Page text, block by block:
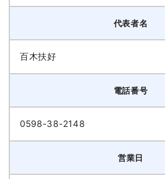
代表者名
百木扶好
電話番号
0598-38-2148
営業日